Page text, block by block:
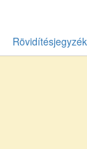
Rövidítésjegyzék